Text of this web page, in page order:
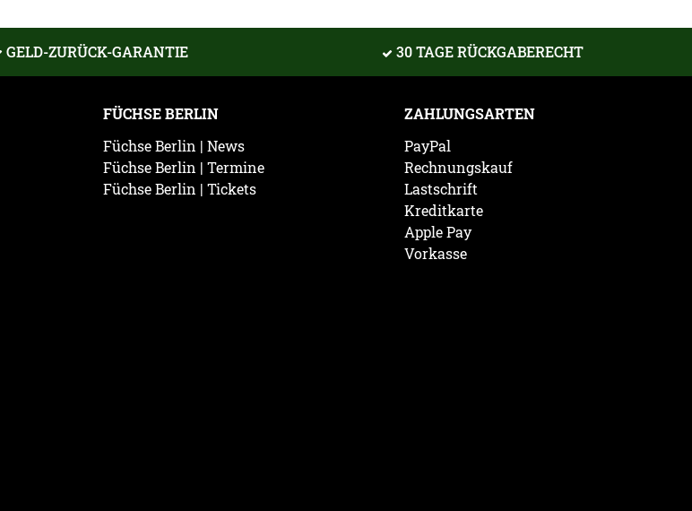
GELD-ZURÜCK-GARANTIE 30 TAGE RÜCKGABERECHT
FÜCHSE BERLIN
Füchse Berlin | News
Füchse Berlin | Termine
Füchse Berlin | Tickets
ZAHLUNGSARTEN
PayPal
Rechnungskauf
Lastschrift
Kreditkarte
Apple Pay
Vorkasse